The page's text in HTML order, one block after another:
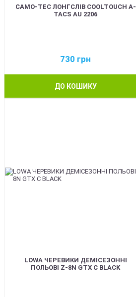
CAMO-TEC ЛОНГСЛІВ COOLTOUCH A-
TACS AU 2206
730 грн
ДО КОШИКУ
LOWA ЧЕРЕВИКИ ДЕМІСЕЗОННІ
ПОЛЬОВІ Z-8N GTX C BLACK